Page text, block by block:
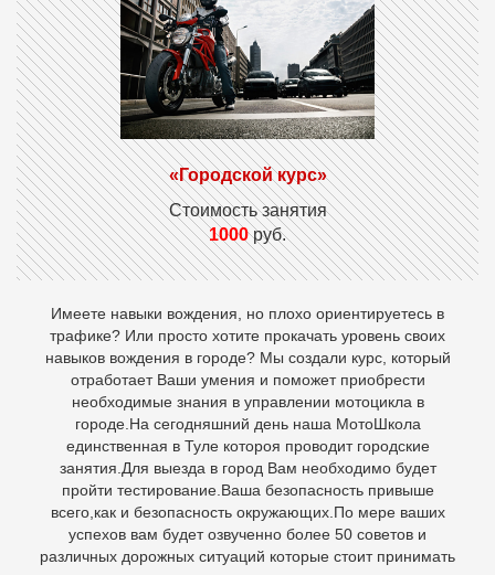
«Городской курс»
Стоимость занятия
1000руб.
Имеете навыки вождения, но плохо ориентируетесь в
трафике? Или просто хотите прокачать уровень своих
навыков вождения в городе? Мы создали курс, который
отработает Ваши умения и поможет приобрести
необходимые знания в управлении мотоцикла в
городе.На сегодняшний день наша МотоШкола
единственная в Туле котороя проводит городские
занятия.Для выезда в город Вам необходимо будет
пройти тестирование.Ваша безопасность привыше
всего,как и безопасность окружающих.По мере ваших
успехов вам будет озвученно более 50 советов и
различных дорожных ситуаций которые стоит принимать